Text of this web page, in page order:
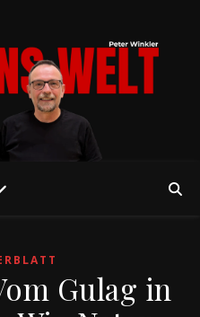
Gulag in